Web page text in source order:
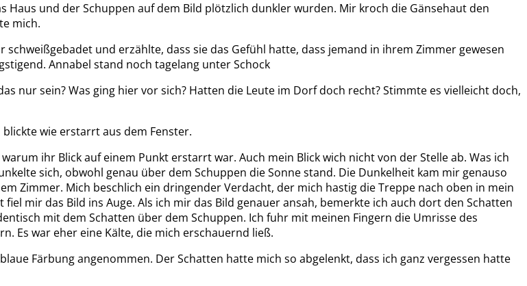
Haus und der Schuppen auf dem Bild plötzlich dunkler wurden. Mir kroch die Gänsehaut den
mich.
und erzählte, dass sie das Gefühl hatte, dass jemand in ihrem Zimmer gewesen
Annabel stand noch tagelang unter Schock
nur sein? Was ging hier vor sich? Hatten die Leute im Dorf doch recht? Stimmte es vielleicht doch,
wie erstarrt aus dem Fenster.
ihr Blick auf einem Punkt erstarrt war. Auch mein Blick wich nicht von der Stelle ab. Was ich
sich, obwohl genau über dem Schuppen die Sonne stand. Die Dunkelheit kam mir genauso
Zimmer. Mich beschlich ein dringender Verdacht, der mich hastig die Treppe nach oben in mein
mir das Bild ins Auge. Als ich mir das Bild genauer ansah, bemerkte ich auch dort den Schatten
mit dem Schatten über dem Schuppen. Ich fuhr mit meinen Fingern die Umrisse des
Es war eher eine Kälte, die mich erschauernd ließ.
Färbung angenommen. Der Schatten hatte mich so abgelenkt, dass ich ganz vergessen hatte